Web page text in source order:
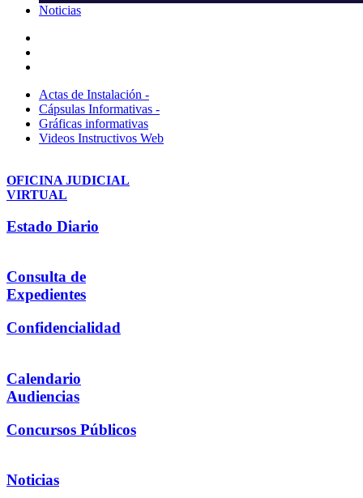
Noticias
Actas de Instalación -
Cápsulas Informativas -
Gráficas informativas
Videos Instructivos Web
OFICINA JUDICIAL
VIRTUAL
Estado Diario
Consulta de
Expedientes
Confidencialidad
Calendario
Audiencias
Concursos Públicos
Noticias